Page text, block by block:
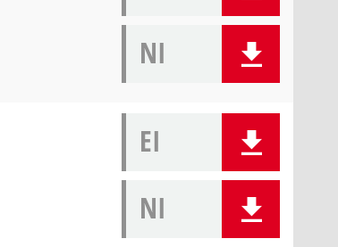
NI
EI
NI